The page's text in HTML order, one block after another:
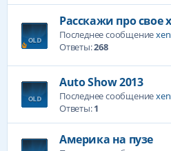
Расскажи про свое
Последнее сообщение
Ответы:268
Auto Show 2013
Последнее сообщение
Ответы:1
Америка на пузе